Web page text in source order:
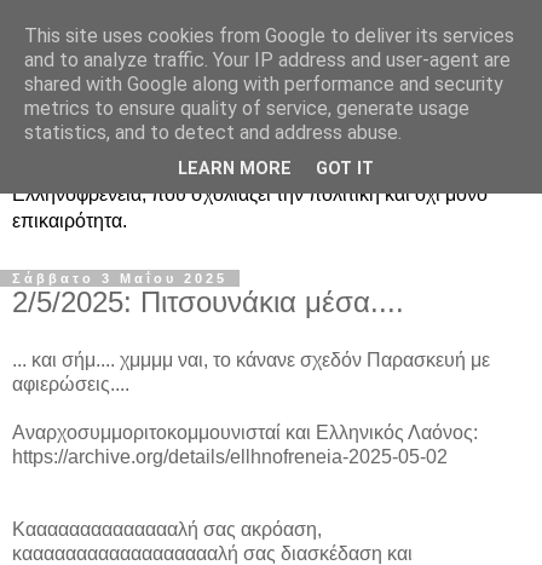
Ραδιοφωνική
Ελληνοφρένεια Unofficial
Η γνωστή ραδιοφωνική εκπομπή κατά κόσμον
Ελληνοφρένεια, που σχολιάζει την πολιτική και όχι μόνο
επικαιρότητα.
Σάββατο 3 Μαΐου 2025
2/5/2025: Πιτσουνάκια μέσα....
... και σήμ.... χμμμμ ναι, το κάνανε σχεδόν Παρασκευή με
αφιερώσεις....
Αναρχοσυμμοριτοκομμουνισταί και Ελληνικός Λαόνος:
https://archive.org/details/ellhnofreneia-2025-05-02
Κααααααααααααααλή σας ακρόαση,
κααααααααααααααααααλή σας διασκέδαση και
This site uses cookies from Google to deliver its services
and to analyze traffic. Your IP address and user-agent are
shared with Google along with performance and security
metrics to ensure quality of service, generate usage
statistics, and to detect and address abuse.
LEARN MORE GOT IT